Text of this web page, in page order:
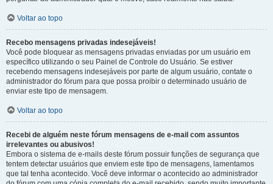
Voltar ao topo
Recebo mensagens privadas indesejáveis!
Você pode bloquear as mensagens privadas enviadas por um usuário em
específico utilizando o seu Painel de Controle do Usuário. Se estiver
recebendo mensagens indesejáveis por parte de algum usuário, contate o
administrador do fórum para que possa proibir o determinado usuário de
enviar este tipo de mensagem.
Voltar ao topo
Recebi de alguém neste fórum mensagens de e-mail com assuntos
irrelevantes ou abusivos!
Embora o sistema de e-mails deste fórum possuir funções de segurança que
tentem detectar usuários que enviem este tipo de mensagens, lamentamos
que tal tenha acontecido. Você deve informar o acontecido ao administrador